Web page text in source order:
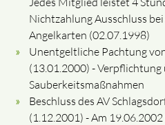
Nichtzahlung Ausschluss
Angelkarten (02.07.1998)
Unentgeltliche Pachtung
(13.01.2000) - Verpflichtung
Sauberkeitsmaßnahmen
Beschluss des AV
(1.12.2001) - Am